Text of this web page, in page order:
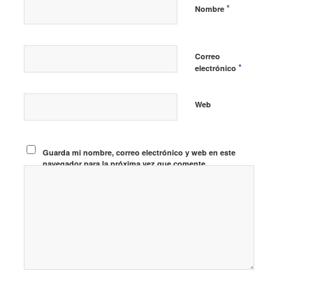
Nombre *
Correo
electrónico *
Web
Guarda mi nombre, correo electrónico y web en este
navegador para la próxima vez que comente.